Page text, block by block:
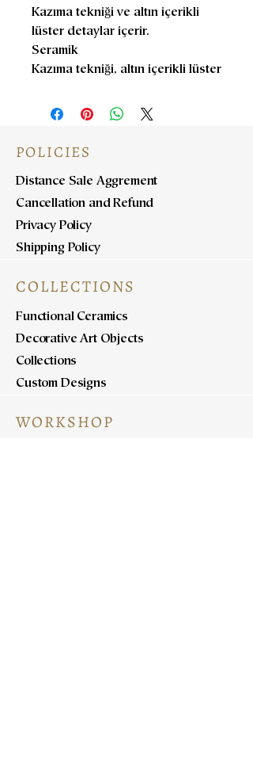
Kazıma tekniği ve altın içerikli
lüster detaylar içerir.
Seramik
Kazıma tekniği, altın içerikli lüster
POLICIES
Distance Sale Aggrement
Cancellation and Refund
Privacy Policy
Shipping Policy
COLLECTIONS
Functional Ceramics
Decorative Art Objects
Collections
Custom Designs
WORKSHOP